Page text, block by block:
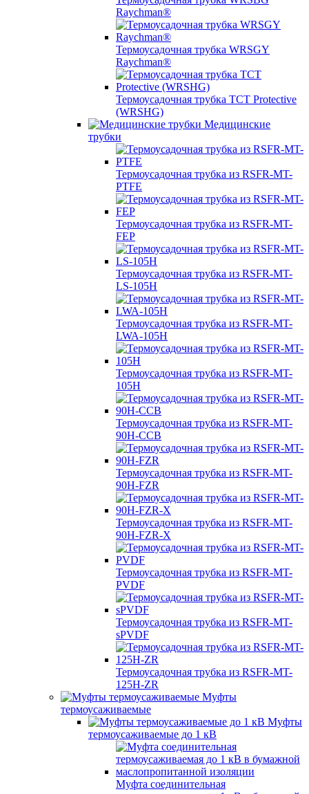
Raychman®
Термоусадочная трубка WRSGY
Raychman®
Термоусадочная трубка TCT Protective
(WRSHG)
Медицинские
трубки
Термоусадочная трубка из RSFR-MT-
PTFE
Термоусадочная трубка из RSFR-MT-
FEP
Термоусадочная трубка из RSFR-MT-
LS-105H
Термоусадочная трубка из RSFR-MT-
LWA-105H
Термоусадочная трубка из RSFR-MT-
105H
Термоусадочная трубка из RSFR-MT-
90H-CCB
Термоусадочная трубка из RSFR-MT-
90H-FZR
Термоусадочная трубка из RSFR-MT-
90H-FZR-X
Термоусадочная трубка из RSFR-MT-
PVDF
Термоусадочная трубка из RSFR-MT-
sPVDF
Термоусадочная трубка из RSFR-MT-
125H-ZR
Муфты
термоусаживаемые
Муфты
термоусаживаемые до 1 кВ
Муфта соединительная